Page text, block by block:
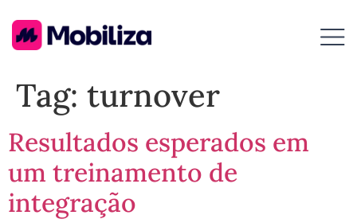
Tag: turnover
Resultados esperados em
um treinamento de
integração